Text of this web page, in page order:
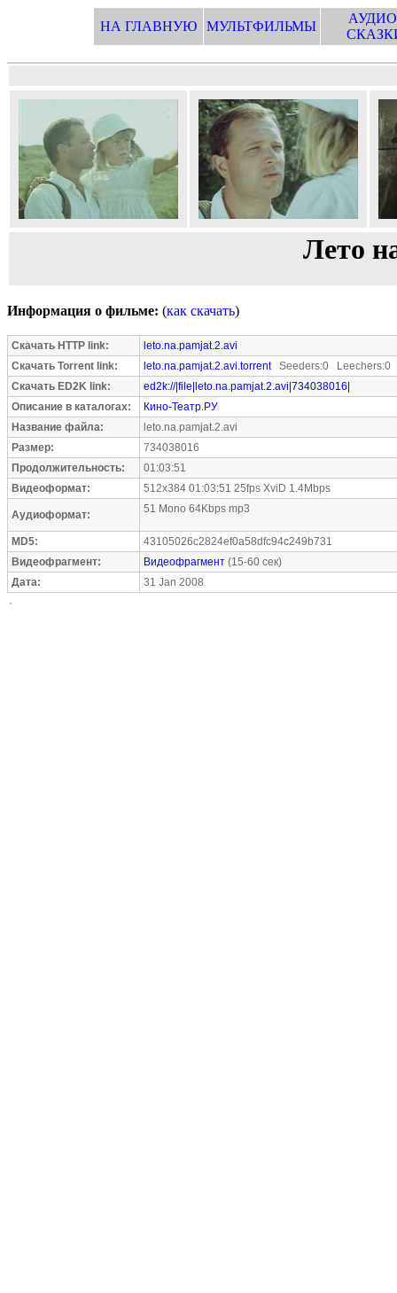
НА ГЛАВНУЮ МУЛЬТФИЛЬМЫ
Лето
Информация о фильме: (как скачать)
Скачать HTTP link:
leto.na.pamjat.2.avi
Скачать Torrent link:
leto.na.pamjat.2.avi.torrentSeeders:0 Leechers:0
Скачать ED2K link:
ed2k://|file|leto.na.pamjat.2.avi|734038016|
Описание в каталогах:
Кино-Театр.РУ
Название файла:
leto.na.pamjat.2.avi
Размер:
734038016
Продолжительность:
01:03:51
Видеоформат:
512x384 01:03:51 25fps XviD 1.4Mbps
Аудиоформат: 51 Mono 64Kbps mp3
MD5:
43105026c2824ef0a58dfc94c249b731
Видеофрагмент:
Видеофрагмент (15-60 сек)
Дата:
31 Jan 2008